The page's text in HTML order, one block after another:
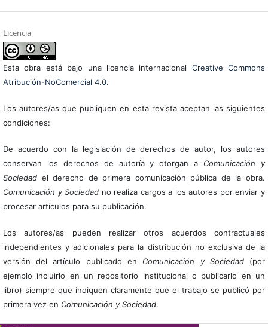
Licencia
Esta obra está bajo una licencia internacional Creative Commons
Atribución-NoComercial 4.0.
Los autores/as que publiquen en esta revista aceptan las siguientes
condiciones:
De acuerdo con la legislación de derechos de autor, los autores
conservan los derechos de autoría y otorgan a Comunicación y
Sociedadel derecho de primera comunicación pública de la obra.
Comunicación y Sociedad no realiza cargos a los autores por enviar y
procesar artículos para su publicación.
Los autores/as pueden realizar otros acuerdos contractuales
independientes y adicionales para la distribución no exclusiva de la
versión del artículo publicado en Comunicación y Sociedad(por
ejemplo incluirlo en un repositorio institucional o publicarlo en un
libro) siempre que indiquen claramente que el trabajo se publicó por
primera vez en Comunicación y Sociedad.